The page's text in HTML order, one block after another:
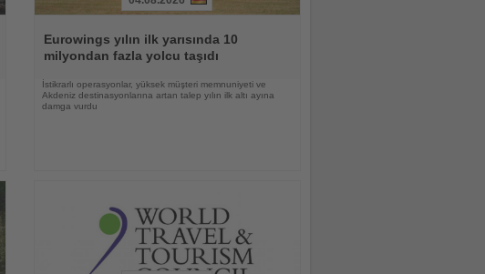
Oku
Eurowings yılın ilk yarısında 10
milyondan fazla yolcu taşıdı
İstikrarlı operasyonlar, yüksek müşteri memnuniyeti ve
Akdeniz destinasyonlarına artan talep yılın ilk altı ayına
damga vurdu